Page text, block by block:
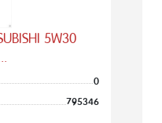
5W30
0
795346